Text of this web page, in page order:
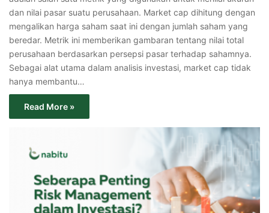
dan nilai pasar suatu perusahaan. Market cap dihitung dengan
mengalikan harga saham saat ini dengan jumlah saham yang
beredar. Metrik ini memberikan gambaran tentang nilai total
perusahaan berdasarkan persepsi pasar terhadap sahamnya.
Sebagai alat utama dalam analisis investasi, market cap tidak
hanya membantu…
Read More »